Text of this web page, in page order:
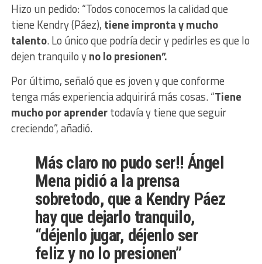
Hizo un pedido: “Todos conocemos la calidad que
tiene Kendry (Páez), tiene impronta y mucho
talento. Lo único que podría decir y pedirles es que lo
dejen tranquilo yno lo presionen”.
Por último, señaló que es joven y que conforme
tenga más experiencia adquirirá más cosas. “Tiene
mucho por aprendertodavía y tiene que seguir
creciendo”, añadió.
Más claro no pudo ser!! Ángel
Mena pidió a la prensa
sobretodo, que a Kendry Páez
hay que dejarlo tranquilo,
“déjenlo jugar, déjenlo ser
feliz y no lo presionen”